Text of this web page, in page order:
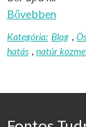
Bővebben
Kategória: Blog ,
hatás , natúr